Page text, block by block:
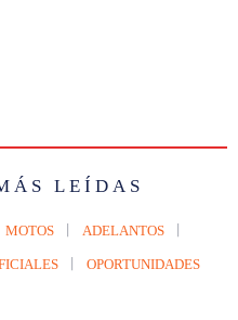
LEÍDAS
MOTOS ADELANTOS
OPORTUNIDADES